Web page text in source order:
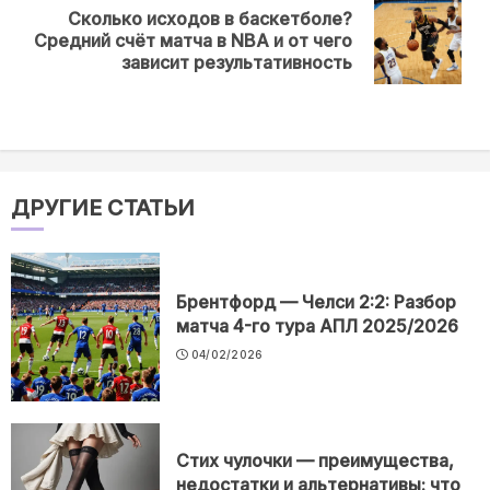
Next
Сколько исходов в баскетболе?
Средний счёт матча в NBA и от чего
зависит результативность
ДРУГИЕ СТАТЬИ
Брентфорд — Челси 2:2: Разбор
матча 4-го тура АПЛ 2025/2026
04/02/2026
Стих чулочки — преимущества,
недостатки и альтернативы: что